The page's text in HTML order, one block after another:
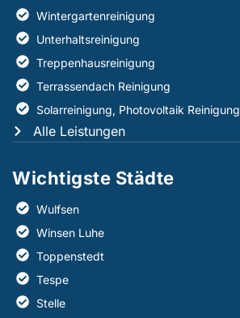
Wintergartenreinigung
Unterhaltsreinigung
Treppenhausreinigung
Terrassendach Reinigung
Solarreinigung, Photovoltaik Reinigung
Alle Leistungen
Wichtigste Städte
Wulfsen
Winsen Luhe
Toppenstedt
Tespe
Stelle